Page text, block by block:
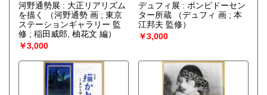
河野通勢展 : 大正リアリズム
を描く
（河野通勢 画 ; 東京
ステーションギャラリー 監
修 ; 稲田威郎, 柚花文 編）
￥3,000
デュフィ展 : ポンピドーセン
ター所蔵
（デュフィ 画 ; 本
江邦夫 監修）
￥3,000